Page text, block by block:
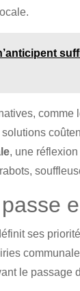
, une
ses
le passage